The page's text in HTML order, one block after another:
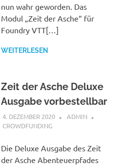
nun wahr geworden. Das
Modul „Zeit der Asche“ für
Foundry VTT[…]
WEITERLESEN
Zeit der Asche Deluxe
Ausgabe vorbestellbar
4. DEZEMBER 2020
ADMIN
CROWDFUNDING
Die Deluxe Ausgabe des Zeit
der Asche Abenteuerpfades